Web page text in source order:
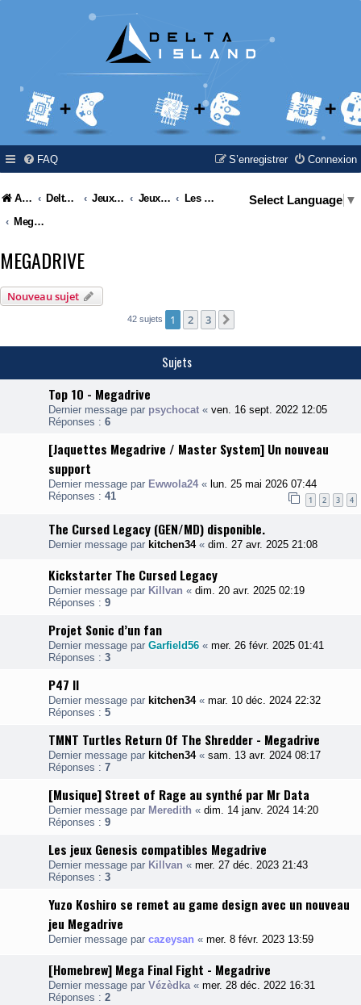
FAQ Connexion
S’enregistrer
Accueil Delta Island Jeux Video Jeux Vidéo & Retrogaming
Les consoles Sega
Megadrive
Select Language ▼
MEGADRIVE
Nouveau sujet
42 sujets 1 2 3
Sujets
Top 10 - Megadrive
Dernier message par psychocat « ven. 16 sept. 2022 12:05
Réponses : 6
[Jaquettes Megadrive / Master System] Un nouveau
support
Dernier message par Ewwola24 « lun. 25 mai 2026 07:44
Réponses : 41 1 2 3 4
The Cursed Legacy (GEN/MD) disponible.
Dernier message par kitchen34« dim. 27 avr. 2025 21:08
Kickstarter The Cursed Legacy
Dernier message par Killvan « dim. 20 avr. 2025 02:19
Réponses : 9
Projet Sonic d’un fan
Dernier message par Garfield56 « mer. 26 févr. 2025 01:41
Réponses : 3
P47 II
Dernier message par kitchen34« mar. 10 déc. 2024 22:32
Réponses : 5
TMNT Turtles Return Of The Shredder - Megadrive
Dernier message par kitchen34« sam. 13 avr. 2024 08:17
Réponses : 7
[Musique] Street of Rage au synthé par Mr Data
Dernier message par Meredith « dim. 14 janv. 2024 14:20
Réponses : 9
Les jeux Genesis compatibles Megadrive
Dernier message par Killvan « mer. 27 déc. 2023 21:43
Réponses : 3
Yuzo Koshiro se remet au game design avec un nouveau
jeu Megadrive
Dernier message par cazeysan « mer. 8 févr. 2023 13:59
[Homebrew] Mega Final Fight - Megadrive
Dernier message par Vézèdka« mer. 28 déc. 2022 16:31
Réponses : 2